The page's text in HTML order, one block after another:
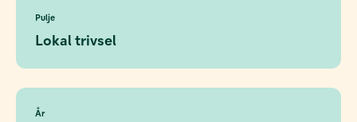
Pulje
Lokal trivsel
År